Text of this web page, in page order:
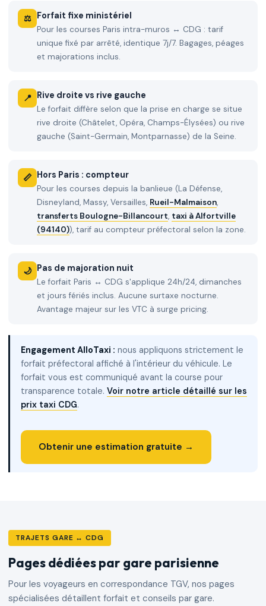
⚖️ Forfait fixe ministériel
Pour les courses Paris intra-muros ↔ CDG : tarif
unique fixé par arrêté, identique 7j/7. Bagages, péages
et majorations inclus.
📍 Rive droite vs rive gauche
Le forfait diffère selon que la prise en charge se situe
rive droite (Châtelet, Opéra, Champs-Élysées) ou rive
gauche (Saint-Germain, Montparnasse) de la Seine.
📏 Hors Paris : compteur
Pour les courses depuis la banlieue (La Défense,
Disneyland, Massy, Versailles, Rueil-Malmaison,
transferts Boulogne-Billancourt, taxi à Alfortville
(94140)), tarif au compteur préfectoral selon la zone.
🌙 Pas de majoration nuit
Le forfait Paris ↔ CDG s'applique 24h/24, dimanches
et jours fériés inclus. Aucune surtaxe nocturne.
Avantage majeur sur les VTC à surge pricing.
Engagement AlloTaxi : nous appliquons strictement le
forfait préfectoral affiché à l'intérieur du véhicule. Le
forfait vous est communiqué avant la course pour
transparence totale. Voir notre article détaillé sur les
prix taxi CDG.
Obtenir une estimation gratuite →
TRAJETS GARE ↔ CDG
Pages dédiées par gare parisienne
Pour les voyageurs en correspondance TGV, nos pages
spécialisées détaillent forfait et conseils par gare.